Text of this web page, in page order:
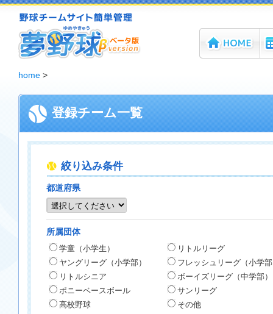
home >
登録チーム一覧
絞り込み条件
都道府県
所属団体
学童（小学生）
リトルリーグ
ヤングリーグ（小学部）
フレッシュリーグ（小学
リトルシニア
ボーイズリーグ（中学部）
ポニーベースボール
サンリーグ
高校野球
その他